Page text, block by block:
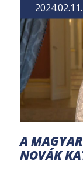
A
NOVÁK
2024.02.11.